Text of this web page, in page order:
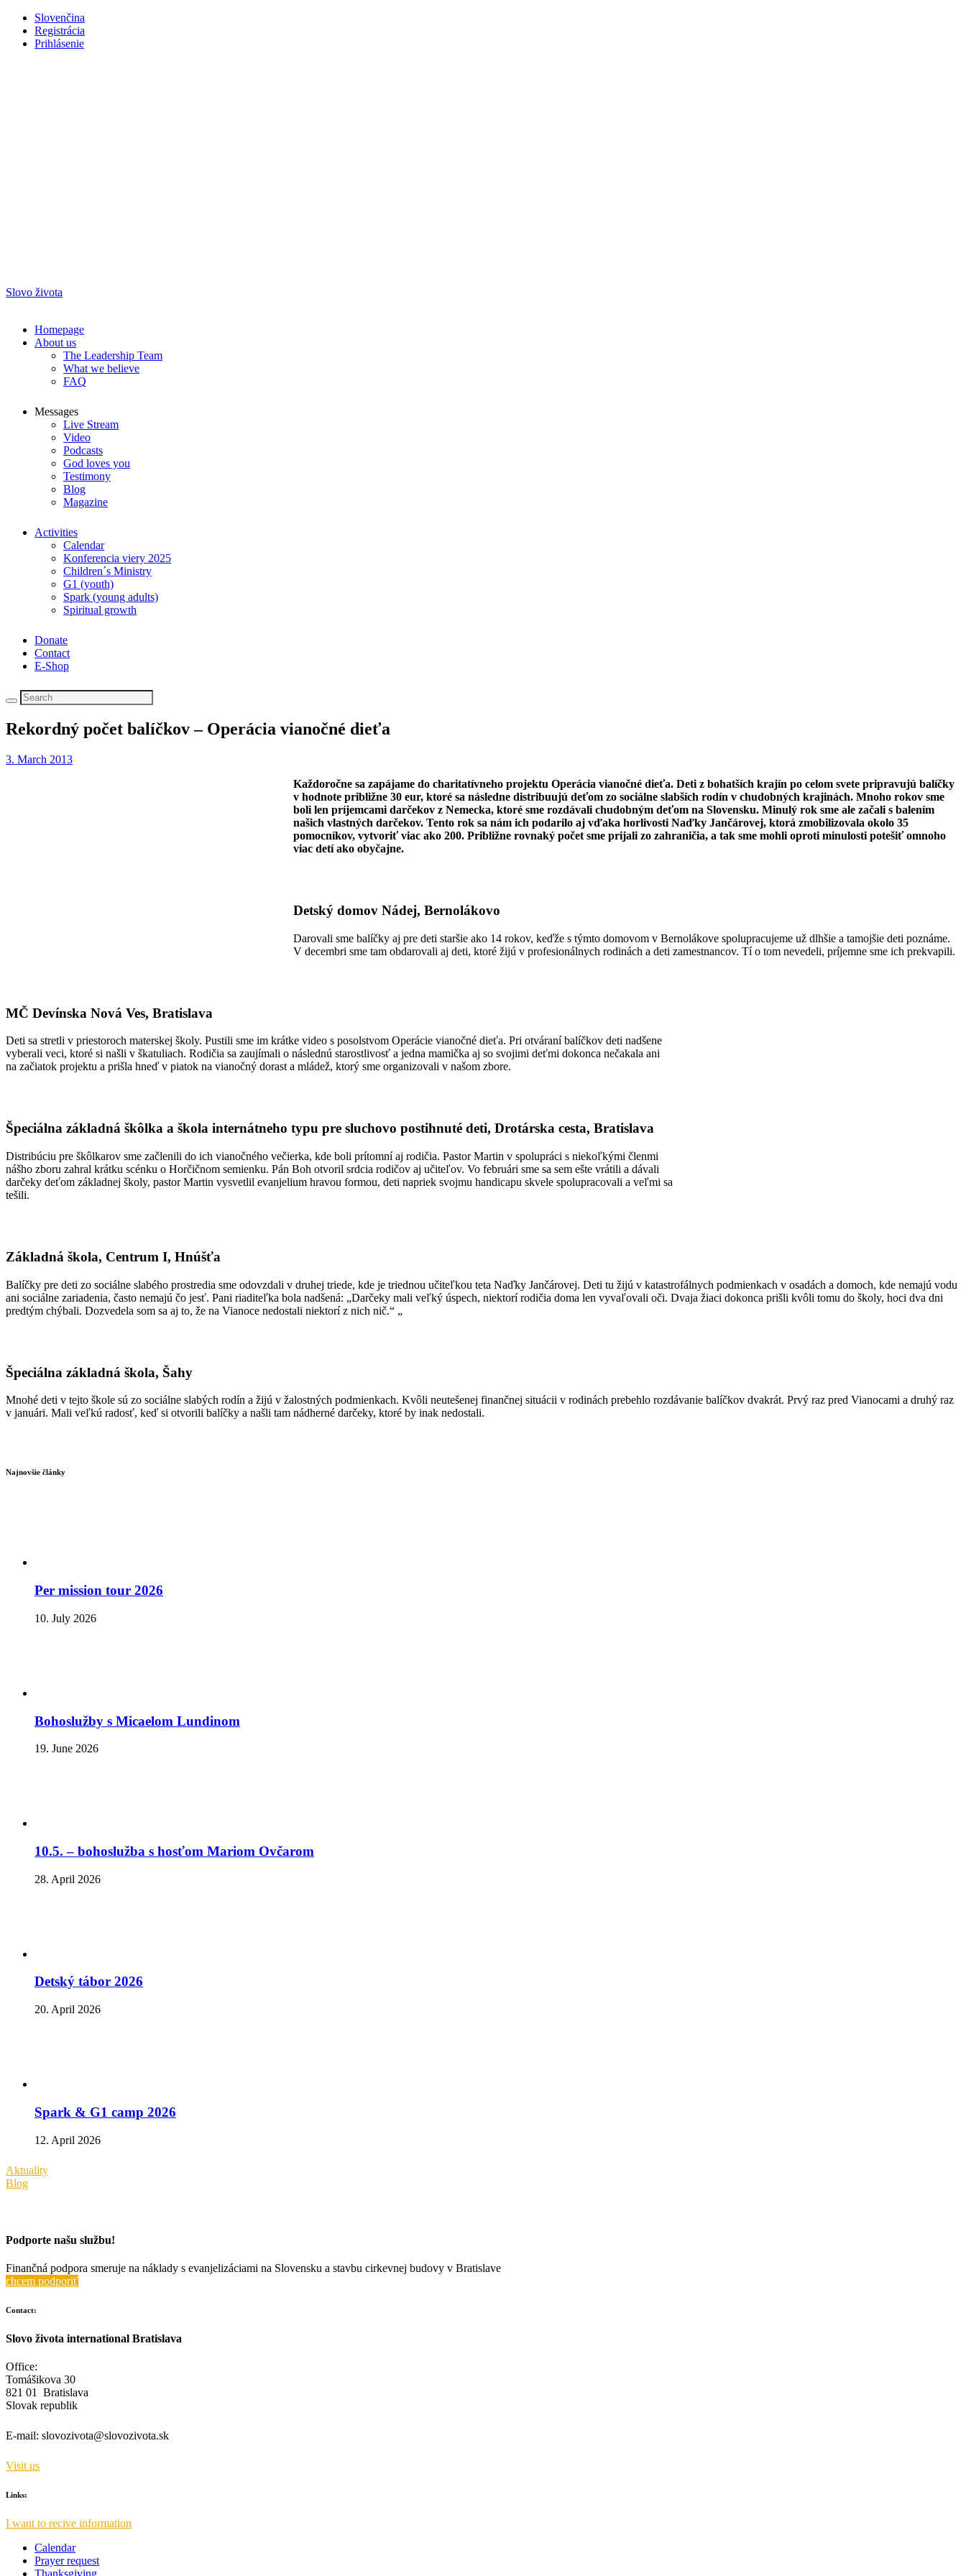
Slovenčina
Registrácia
Prihlásenie
Slovo života
Homepage
About us
The Leadership Team
What we believe
FAQ
Messages
Live Stream
Video
Podcasts
God loves you
Testimony
Blog
Magazine
Activities
Calendar
Konferencia viery 2025
Children´s Ministry
G1 (youth)
Spark (young adults)
Spiritual growth
Donate
Contact
E-Shop
Rekordný počet balíčkov – Operácia vianočné dieťa
3. March 2013
Každoročne sa zapájame do charitatívneho projektu Operácia vianočné dieťa. Deti z bohatších krajín po celom svete pripravujú balíčky
v hodnote približne 30 eur, ktoré sa následne distribuujú deťom zo sociálne slabších rodín v chudobných krajinách. Mnoho rokov sme
boli len príjemcami darčekov z Nemecka, ktoré sme rozdávali chudobným deťom na Slovensku. Minulý rok sme ale začali s balením
našich vlastných darčekov. Tento rok sa nám ich podarilo aj vďaka horlivosti Naďky Jančárovej, ktorá zmobilizovala okolo 35
pomocníkov, vytvoriť viac ako 200. Približne rovnaký počet sme prijali zo zahraničia, a tak sme mohli oproti minulosti potešiť omnoho
viac detí ako obyčajne.
Detský domov Nádej, Bernolákovo
Darovali sme balíčky aj pre deti staršie ako 14 rokov, keďže s týmto domovom v Bernolákove spolupracujeme už dlhšie a tamojšie deti poznáme.
V decembri sme tam obdarovali aj deti, ktoré žijú v profesionálnych rodinách a deti zamestnancov. Tí o tom nevedeli, príjemne sme ich prekvapili.
MČ Devínska Nová Ves, Bratislava
Deti sa stretli v priestoroch materskej školy. Pustili sme im krátke video s posolstvom Operácie vianočné dieťa. Pri otváraní balíčkov deti nadšene
vyberali veci, ktoré si našli v škatuliach. Rodičia sa zaujímali o následnú starostlivosť a jedna mamička aj so svojimi deťmi dokonca nečakala ani
na začiatok projektu a prišla hneď v piatok na vianočný dorast a mládež, ktorý sme organizovali v našom zbore.
Špeciálna základná škôlka a škola internátneho typu pre sluchovo postihnuté deti, Drotárska cesta, Bratislava
Distribúciu pre škôlkarov sme začlenili do ich vianočného večierka, kde boli prítomní aj rodičia. Pastor Martin v spolupráci s niekoľkými členmi
nášho zboru zahral krátku scénku o Horčičnom semienku. Pán Boh otvoril srdcia rodičov aj učiteľov. Vo februári sme sa sem ešte vrátili a dávali
darčeky deťom základnej školy, pastor Martin vysvetlil evanjelium hravou formou, deti napriek svojmu handicapu skvele spolupracovali a veľmi sa
tešili.
Základná škola, Centrum I, Hnúšťa
Balíčky pre deti zo sociálne slabého prostredia sme odovzdali v druhej triede, kde je triednou učiteľkou teta Naďky Jančárovej. Deti tu žijú v katastrofálnych podmienkach v osadách a domoch, kde nemajú vodu
ani sociálne zariadenia, často nemajú čo jesť. Pani riaditeľka bola nadšená: „Darčeky mali veľký úspech, niektorí rodičia doma len vyvaľovali oči. Dvaja žiaci dokonca prišli kvôli tomu do školy, hoci dva dni
predtým chýbali. Dozvedela som sa aj to, že na Vianoce nedostali niektorí z nich nič.“ „
Špeciálna základná škola, Šahy
Mnohé deti v tejto škole sú zo sociálne slabých rodín a žijú v žalostných podmienkach. Kvôli neutešenej finančnej situácii v rodinách prebehlo rozdávanie balíčkov dvakrát. Prvý raz pred Vianocami a druhý raz
v januári. Mali veľkú radosť, keď si otvorili balíčky a našli tam nádherné darčeky, ktoré by inak nedostali.
Najnovšie články
Per mission tour 2026
10. July 2026
Bohoslužby s Micaelom Lundinom
19. June 2026
10.5. – bohoslužba s hosťom Mariom Ovčarom
28. April 2026
Detský tábor 2026
20. April 2026
Spark & G1 camp 2026
12. April 2026
Aktuality
Blog
Podporte našu službu!
Finančná podpora smeruje na náklady s evanjelizáciami na Slovensku a stavbu cirkevnej budovy v Bratislave
chcem podporiť
Contact:
Slovo života international Bratislava
Office:
Tomášikova 30
821 01 Bratislava
Slovak republik
E-mail: slovozivota@slovozivota.sk
Visit us
Links:
I want to recive information
Calendar
Prayer request